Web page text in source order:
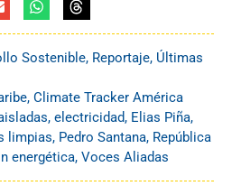
Sostenible, Reportaje, Últimas
, Climate Tracker América
, electricidad, Elias Piña,
limpias, Pedro Santana, República
energética, Voces Aliadas